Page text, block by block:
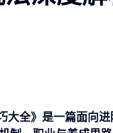
大全》是一篇面向